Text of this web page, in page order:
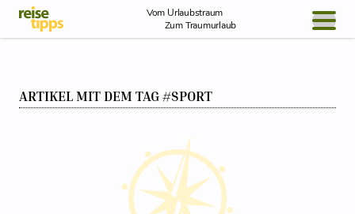
Skip to Content
Vom Urlaubstraum
Zum Traumurlaub
NEWS
ARTIKEL MIT DEM TAG #SPORT